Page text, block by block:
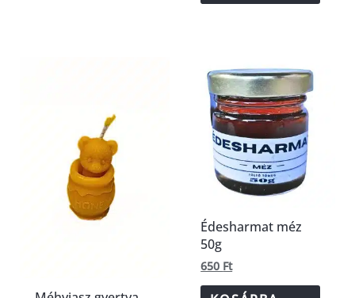
Édesharmat méz
50g
650 Ft